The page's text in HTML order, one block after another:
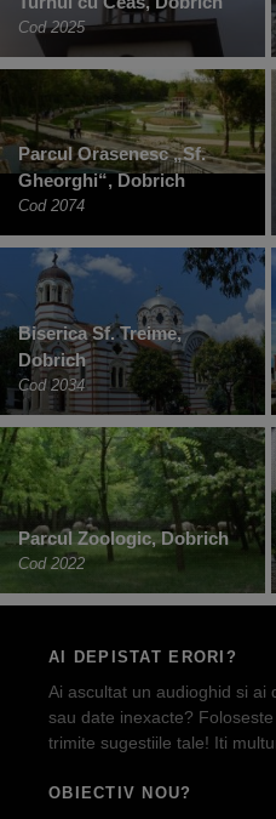
Cod 2025
Parcul Orasenesc „Sf.
Gheorghi“, Dobrich
Cod 2074
Biserica Sf. Treime,
Dobrich
Cod 2034
Parcul Zoologic, Dobrich
Cod 2022
AI DEPISTAT ERORI?
Ai ascultat un audioghid si ai
sau date inexacte?
trimite sugestiile tale! Iti
OBIECTIV NOU?